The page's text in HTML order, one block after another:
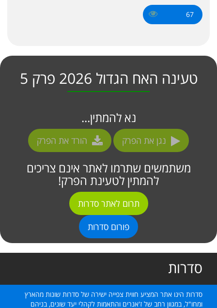
67
טעינה האח הגדול 2026 פרק 5
נא להמתין...
נגן את הפרק הורד את הפרק
משתמשים שתרמו לאתר אינם צריכים
להמתין לטעינת הפרק!
תרום לאתר סדרות
פורום סדרות
סדרות
סדרות הינו אתר המציע חווית צפייה ישירה של סדרות שונות מהארץ
ומחו"ל, במגוון רחב של ז'אנרים והתאמות לקהלי יעד שונים, בניהם